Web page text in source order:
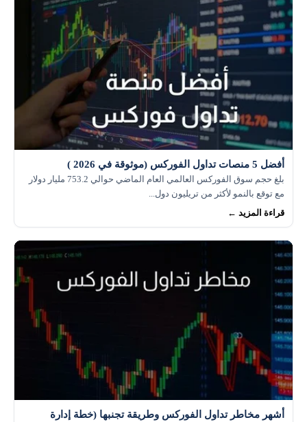
أفضل 5 منصات تداول الفوركس (موثوقة في 2026 )
بلغ حجم سوق الفوركس العالمي العام الماضي حوالي 753.2 مليار دولار
مع توقع بالنمو لأكثر من تريليون دول...
قراءة المزيد ←
أشهر مخاطر تداول الفوركس وطريقة تجنبها (خطة إدارة